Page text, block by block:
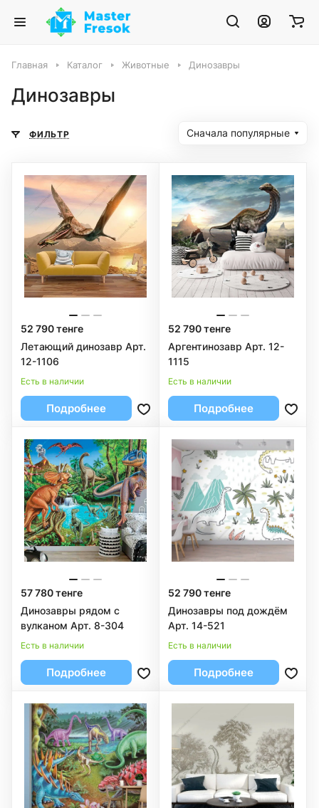
Главная Каталог Животные Динозавры
Динозавры
ФИЛЬТР Сначала популярные
52 790 тенге
Летающий динозавр Арт.
12-1106
Есть в наличии
Подробнее
52 790 тенге
Аргентинозавр Арт. 12-
1115
Есть в наличии
Подробнее
57 780 тенге
Динозавры рядом с
вулканом Арт. 8-304
Есть в наличии
Подробнее
52 790 тенге
Динозавры под дождём
Арт. 14-521
Есть в наличии
Подробнее